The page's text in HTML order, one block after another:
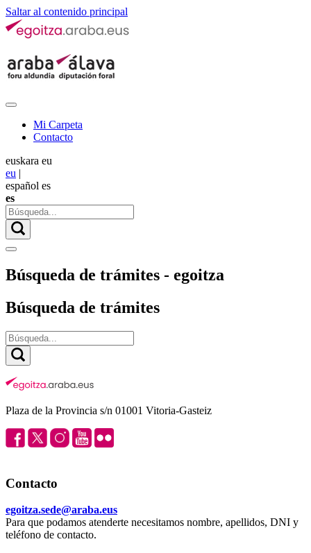
Saltar al contenido principal
Mi Carpeta
Contacto
euskara eu
eu |
español es
es
Búsqueda de trámites - egoitza
Búsqueda de trámites
Plaza de la Provincia s/n 01001 Vitoria-Gasteiz
Contacto
egoitza.sede@araba.eus
Para que podamos atenderte necesitamos nombre, apellidos, DNI y
teléfono de contacto.